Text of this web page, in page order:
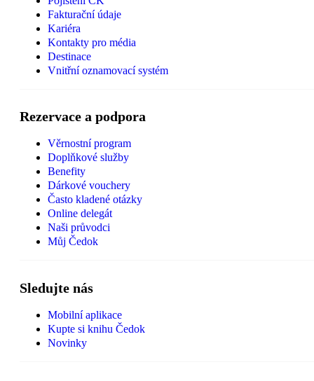
Fakturační údaje
Kariéra
Kontakty pro média
Destinace
Vnitřní oznamovací systém
Rezervace a podpora
Věrnostní program
Doplňkové služby
Benefity
Dárkové vouchery
Často kladené otázky
Online delegát
Naši průvodci
Můj Čedok
Sledujte nás
Mobilní aplikace
Kupte si knihu Čedok
Novinky